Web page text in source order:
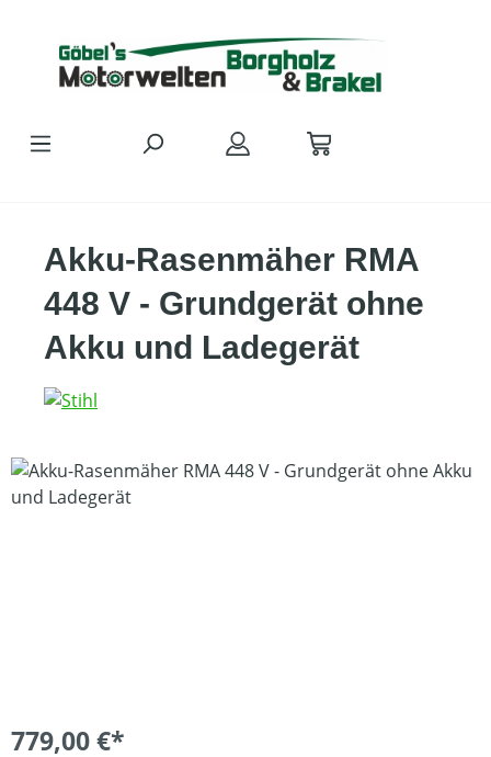
Akku-Rasenmäher RMA
448 V - Grundgerät ohne
Akku und Ladegerät
Bildergalerie überspringen
779,00 €*